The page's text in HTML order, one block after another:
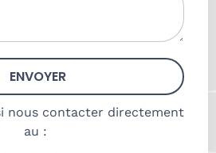
ENVOYER
nous contacter directement
au :